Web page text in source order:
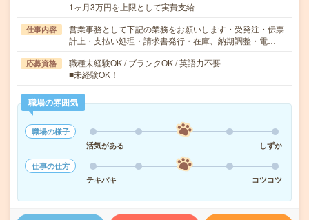
1ヶ月3万円を上限として実費支給
仕事内容
営業事務として下記の業務をお願いします・受発注・伝票
計上・支払い処理・請求書発行・在庫、納期調整・電…
応募資格
職種未経験OK / ブランクOK / 英語力不要
■未経験OK！
職場の雰囲気
職場の様子
活気がある
しずか
仕事の仕方
テキパキ
コツコツ